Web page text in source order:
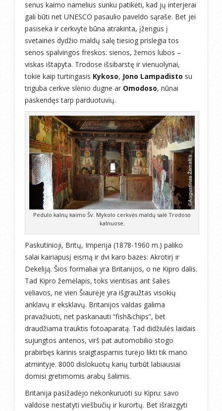
senus kaimo namelius sunku patikėti, kad jų interjerai
gali būti net UNESCO pasaulio paveldo sąraše. Bet jei
pasiseka ir cerkvytė būna atrakinta, įžengus į
svetainės dydžio maldų salę tiesiog prislegia tos
senos spalvingos freskos: sienos, žemos lubos –
viskas ištapyta. Trodose išsibarstę ir vienuolynai,
tokie kaip turtingasis Kykoso, Jono Lampadisto su
triguba cerkve slėnio dugne ar Omodoso, nūnai
paskendęs tarp parduotuvių.
Pedulo kalnų kaimo Šv. Mykolo cerkvės maldų salė Trodoso
kalnuose.
Paskutinioji, Britų, Imperija (1878-1960 m.) paliko
salai kairiapusį eismą ir dvi karo bazes: Akrotirį ir
Dekeliją. Šios formaliai yra Britanijos, o ne Kipro dalis.
Tad Kipro žemėlapis, toks vientisas ant šalies
vėliavos, ne vien Šiaurėje yra išgraužtas visokių
anklavų ir eksklavų. Britanijos valdas galima
pravažiuoti, net paskanauti “fish&chips”, bet
draudžiama trauktis fotoaparatą. Tad didžiulės laidais
sujungtos antenos, virš pat automobilio stogo
prabirbęs karinis sraigtasparnis turėjo likti tik mano
atmintyje. 8000 dislokuotų karių turbūt labiausiai
domisi gretimomis arabų šalimis.
Britanija pasižadėjo nekonkuruoti su Kipru: savo
valdose nestatyti viešbučių ir kurortų. Bet išraizgyti